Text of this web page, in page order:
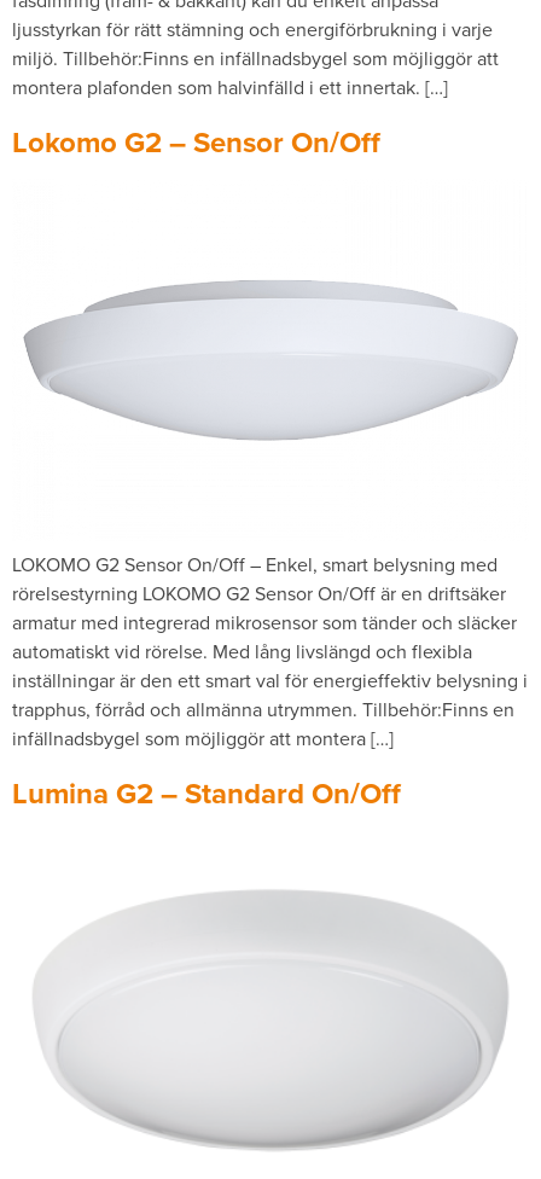
ljusstyrkan för rätt stämning och energiförbrukning i varje
miljö. Tillbehör:Finns en infällnadsbygel som möjliggör att
montera plafonden som halvinfälld i ett innertak. […]
Lokomo G2 – Sensor On/Off
LOKOMO G2 Sensor On/Off – Enkel, smart belysning med
rörelsestyrning LOKOMO G2 Sensor On/Off är en driftsäker
armatur med integrerad mikrosensor som tänder och släcker
automatiskt vid rörelse. Med lång livslängd och flexibla
inställningar är den ett smart val för energieffektiv belysning i
trapphus, förråd och allmänna utrymmen. Tillbehör:Finns en
infällnadsbygel som möjliggör att montera […]
Lumina G2 – Standard On/Off